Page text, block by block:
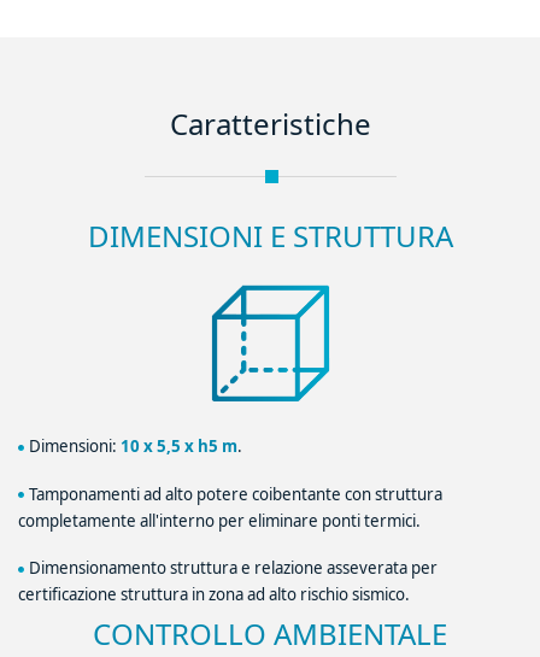
Caratteristiche
DIMENSIONI E STRUTTURA
Dimensioni: 10 x 5,5 x h5 m.
Tamponamenti ad alto potere coibentante con struttura
completamente all'interno per eliminare ponti termici.
Dimensionamento struttura e relazione asseverata per
certificazione struttura in zona ad alto rischio sismico.
CONTROLLO AMBIENTALE